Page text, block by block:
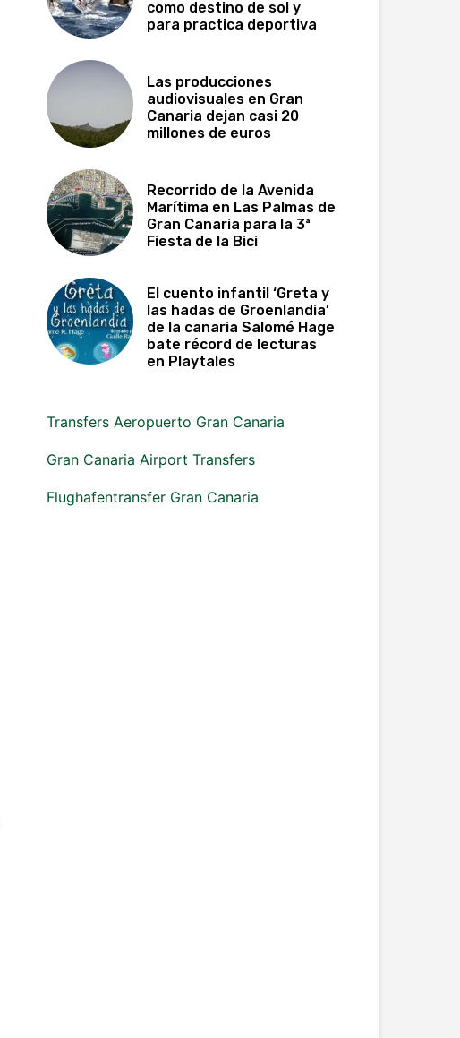
como destino de sol y
para practica deportiva
Las producciones
audiovisuales en Gran
Canaria dejan casi 20
millones de euros
Recorrido de la Avenida
Marítima en Las Palmas de
Gran Canaria para la 3ª
Fiesta de la Bici
El cuento infantil ‘Greta y
las hadas de Groenlandia’
de la canaria Salomé Hage
bate récord de lecturas
en Playtales
Transfers Aeropuerto Gran Canaria
Gran Canaria Airport Transfers
Flughafentransfer Gran Canaria